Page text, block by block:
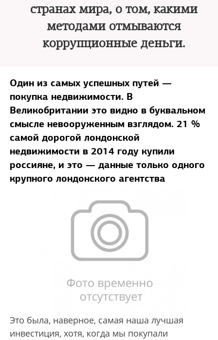
странах мира, о том, какими
методами отмываются
коррупционные деньги.
Один из самых успешных путей —
покупка недвижимости. В
Великобритании это видно в буквальном
смысле невооруженным взглядом. 21 %
самой дорогой лондонской
недвижимости в 2014 году купили
россияне, и это — данные только одного
крупного лондонского агентства
Это была, наверное, самая наша лучшая
инвестиция, хотя, когда мы покупали